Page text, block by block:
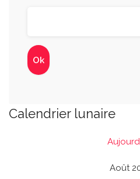
Calendrier lunaire
Août